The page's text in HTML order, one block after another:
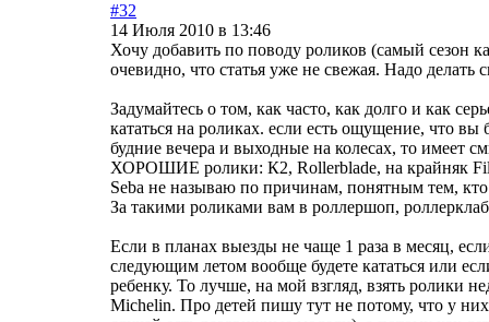
#32
14 Июля 2010 в 13:46
Хочу добавить по поводу роликов (самый сезон
очевидно, что статья уже не свежая. Надо делать
Задумайтесь о том, как часто, как долго и как
кататься на роликах. если есть ощущение, что вы
будние вечера и выходные на колесах, то имеет
ХОРОШИЕ ролики: К2, Rollerblade, на крайняк
Seba не называю по причинам, понятным тем,
За такими роликами вам в роллершоп,
Если в планах выезды не чаще 1 раза в месяц,
следующим летом вообще будете кататься или
ребенку. То лучше, на мой взгляд, взять ролики
Michelin. Про детей пишу тут не потому, что у них